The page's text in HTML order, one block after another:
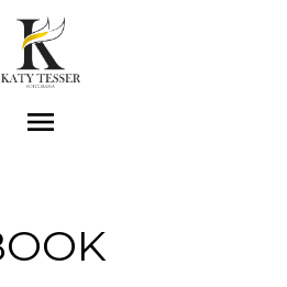
menu